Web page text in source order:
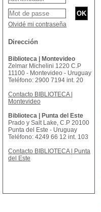
Olvidé mi contraseña
Dirección
Biblioteca | Montevideo
Zelmar Michelini 1220 C.P
11100 - Montevideo - Uruguay
Teléfono: 2900 7194 int. 20
Contacto BIBLIOTECA |
Montevideo
Biblioteca | Punta del Este
Prado y Salt Lake, C.P 20100
Punta del Este - Uruguay
Teléfono: 4249 66 12 int. 103
Contacto BIBLIOTECA | Punta
del Este